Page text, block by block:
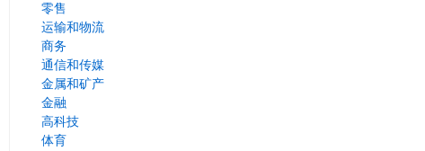
零售
运输和物流
商务
通信和传媒
金属和矿产
金融
高科技
体育